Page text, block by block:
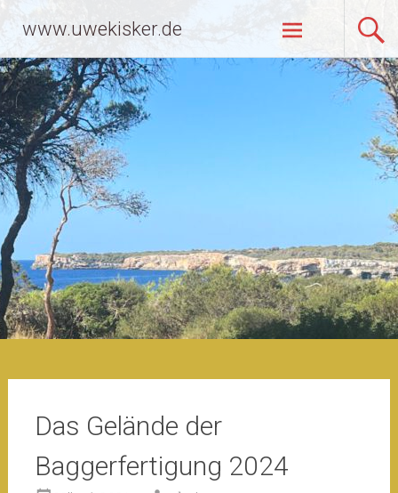
Inhalt
springen
www.uwekisker.de
Das Gelände der
Baggerfertigung 2024